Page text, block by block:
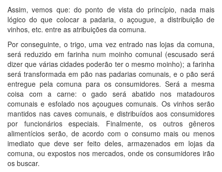
Assim, vemos que: do ponto de vista do princípio, nada mais
lógico do que colocar a padaria, o açougue, a distribuição de
vinhos, etc. entre as atribuições da comuna.
Por conseguinte, o trigo, uma vez entrado nas lojas da comuna,
será reduzido em farinha num moinho comunal (escusado será
dizer que várias cidades poderão ter o mesmo moinho); a farinha
será transformada em pão nas padarias comunais, e o pão será
entregue pela comuna para os consumidores. Será a mesma
coisa com a carne: o gado será abatido nos matadouros
comunais e esfolado nos açougues comunais. Os vinhos serão
mantidos nas caves comunais, e distribuídos aos consumidores
por funcionários especiais. Finalmente, os outros gêneros
alimentícios serão, de acordo com o consumo mais ou menos
imediato que deve ser feito deles, armazenados em lojas da
comuna, ou expostos nos mercados, onde os consumidores irão
os buscar.